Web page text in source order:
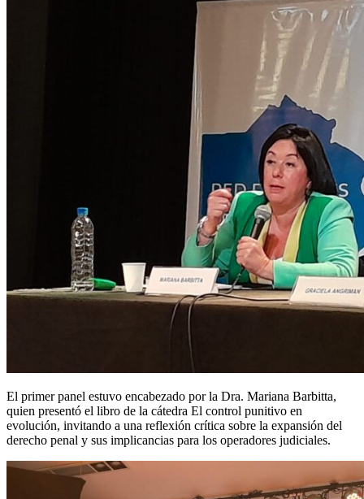
El primer panel estuvo encabezado por la Dra. Mariana Barbitta,
quien presentó el libro de la cátedra El control punitivo en
evolución, invitando a una reflexión crítica sobre la expansión del
derecho penal y sus implicancias para los operadores judiciales.